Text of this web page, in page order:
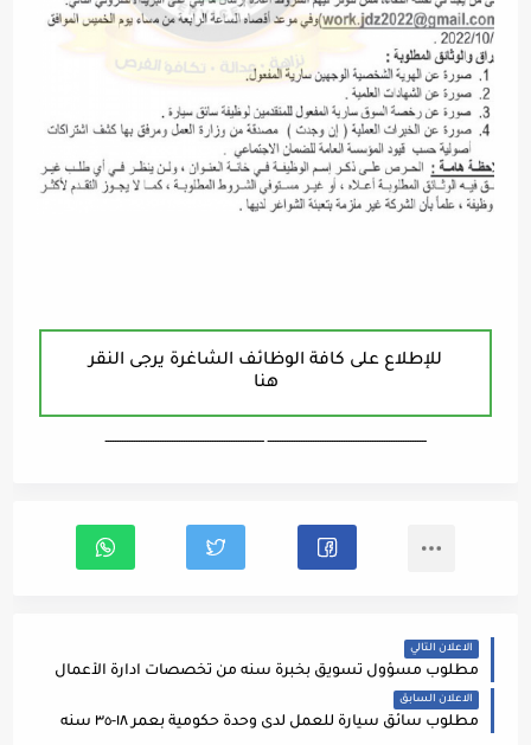
للإطلاع على كافة الوظائف الشاغرة يرجى النقر
هنا
ـــــــــــــــــــــــــــــــــــــــــــــــــــــــــــــــــــ ـــــــــــــــــــــــــــــــــــــــــــــــــــــــــــــــــــ
الاعلان التالي
مطلوب مسؤول تسويق بخبرة سنه من تخصصات ادارة الأعمال
الاعلان السابق
مطلوب سائق سيارة للعمل لدى وحدة حكومية بعمر ١٨-٣٥ سنه